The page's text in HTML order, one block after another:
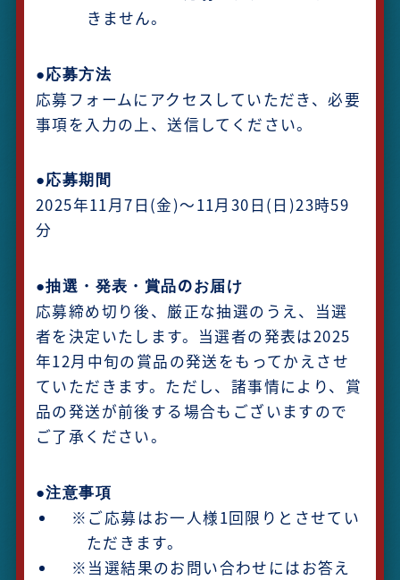
きません。
●応募方法
応募フォームにアクセスしていただき、必要
事項を入力の上、送信してください。
●応募期間
2025年11月7日(金)～11月30日(日)23時59
分
●抽選・発表・賞品のお届け
応募締め切り後、厳正な抽選のうえ、当選
者を決定いたします。当選者の発表は2025
年12月中旬の賞品の発送をもってかえさせ
ていただきます。ただし、諸事情により、賞
品の発送が前後する場合もございますので
ご了承ください。
●注意事項
※ご応募はお一人様1回限りとさせてい
ただきます。
※当選結果のお問い合わせにはお答え